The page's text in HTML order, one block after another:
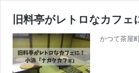
旧料亭がレトロなカフ
かつて茶屋